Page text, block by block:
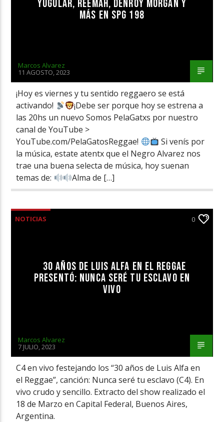
YUGULAR, REEMAH, DENROY MORGAN Y
MÁS EN SPG 198
Marcos Alvarez
11 AGOSTO, 2023
¡Hoy es viernes y tu sentido reggaero se está
activando!
¡Debe ser porque hoy se estrena a
las 20hs un nuevo Somos PelaGatxs por nuestro
canal de YouTube >
YouTube.com/PelaGatosReggae!
Si venís por
la música, estate atentx que el Negro Alvarez nos
trae una buena selecta de música, hoy suenan
temas de:
Alma de […]
NOTICIAS 0
30 AÑOS DE LUIS ALFA EN EL REGGAE
PRESENTÓ: NUNCA SERÉ TU ESCLAVO EN
VIVO
Marcos Alvarez
7 JULIO, 2023
C4 en vivo festejando los “30 años de Luis Alfa en
el Reggae”, canción: Nunca seré tu esclavo (C4). En
vivo crudo y sencillo. Extracto del show realizado el
18 de Marzo en Capital Federal, Buenos Aires,
Argentina.